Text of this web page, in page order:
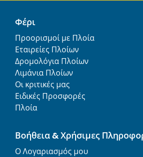
Φέρι
Προορισμοί με Πλοία
Εταιρείες Πλοίων
Δρομολόγια Πλοίων
Λιμάνια Πλοίων
Οι κριτικές μας
Ειδικές Προσφορές
Πλοία
Βοήθεια & Χρήσιμες
Ο Λογαριασμός μου